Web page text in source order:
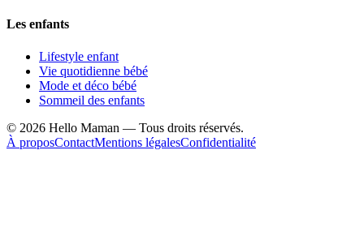
Les enfants
Lifestyle enfant
Vie quotidienne bébé
Mode et déco bébé
Sommeil des enfants
© 2026 Hello Maman — Tous droits réservés.
À proposContactMentions légalesConfidentialité